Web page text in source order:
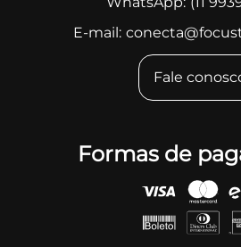
E-mail:
Fale
Formas de